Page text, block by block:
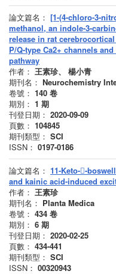
論文篇名： [1-(4-chloro-3-
methanol, an indole-3-
release in rat
P/Q-type Ca2+ channels
pathway
作者： 王素珍、 楊小青
期刊名： Neurochemistry
卷號： 140 卷
期別： 1 期
刊登日期： 2020-09-09
頁數： 104845
期刊類型： SCI
ISSN： 0197-0186
論文篇名： 11-Keto--
and kainic acid-induced
作者： 王素珍
期刊名： Planta Medica
卷號： 434 卷
期別： 6 期
刊登日期： 2020-02-25
頁數： 434-441
期刊類型： SCI
ISSN： 00320943